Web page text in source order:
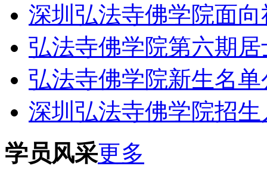
深圳弘法寺佛学院面
弘法寺佛学院第六期
弘法寺佛学院新生名单
深圳弘法寺佛学院招
学员风采更多